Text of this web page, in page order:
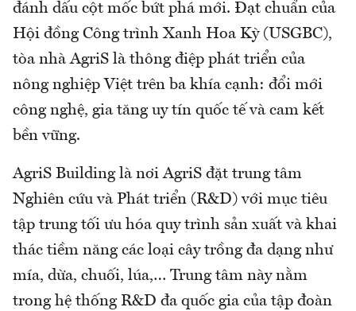
đánh dấu cột mốc bứt phá mới. Đạt chuẩn của
Hội đồng Công trình Xanh Hoa Kỳ (USGBC),
tòa nhà AgriS là thông điệp phát triển của
nông nghiệp Việt trên ba khía cạnh: đổi mới
công nghệ, gia tăng uy tín quốc tế và cam kết
bền vững.
AgriS Building là nơi AgriS đặt trung tâm
Nghiên cứu và Phát triển (R&D) với mục tiêu
tập trung tối ưu hóa quy trình sản xuất và khai
thác tiềm năng các loại cây trồng đa dạng như
mía, dừa, chuối, lúa,… Trung tâm này nằm
trong hệ thống R&D đa quốc gia của tập đoàn